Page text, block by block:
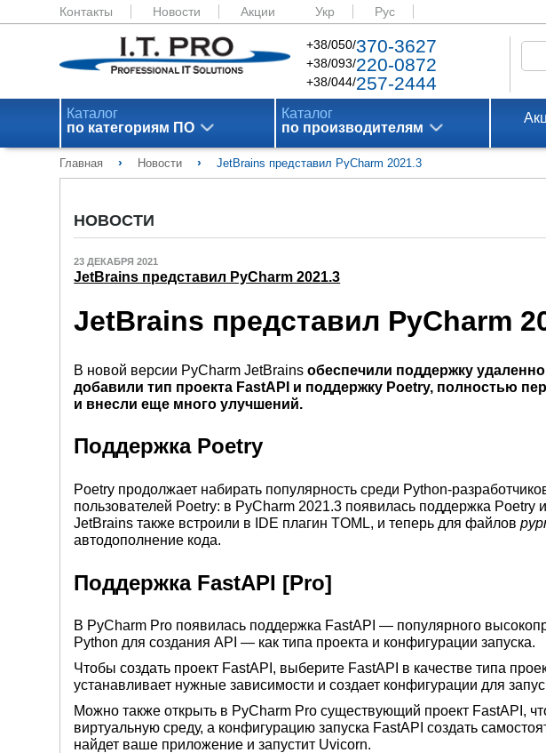
Контакты Новости Акции Укр Рус
+38/050/370-3627
+38/093/220-0872
+38/044/257-2444
Каталог
по категориям ПО
Каталог
по производителям
Главная › Новости › JetBrains представил PyCharm 2021.3
НОВОСТИ
23 ДЕКАБРЯ 2021
JetBrains представил PyCharm 2021.3
JetBrains представил PyCharm
В новой версии PyCharm JetBrainsобеспечили поддержку
добавили тип проекта FastAPI и поддержку Poetry, полностью
и внесли еще много улучшений.
Поддержка Poetry
Poetry продолжает набирать популярность среди Python-
пользователей Poetry: в PyCharm 2021.3 появилась поддержка Poetry
JetBrains также встроили в IDE плагин TOML, и теперь для файлов
автодополнение кода.
Поддержка FastAPI [Pro]
В PyCharm Pro появилась поддержка FastAPI — популярного
Python для создания API — как типа проекта и конфигурации запуска.
Чтобы создать проект FastAPI, выберите FastAPI в качестве типа
устанавливает нужные зависимости и создает конфигурации для
Можно также открыть в PyCharm Pro существующий проект FastAPI,
виртуальную среду, а конфигурацию запуска FastAPI создать
найдет ваше приложение и запустит Uvicorn.